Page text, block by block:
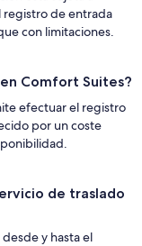
de entrada
con limitaciones.
Comfort Suites?
efectuar el registro
por un coste
de traslado
y hasta el